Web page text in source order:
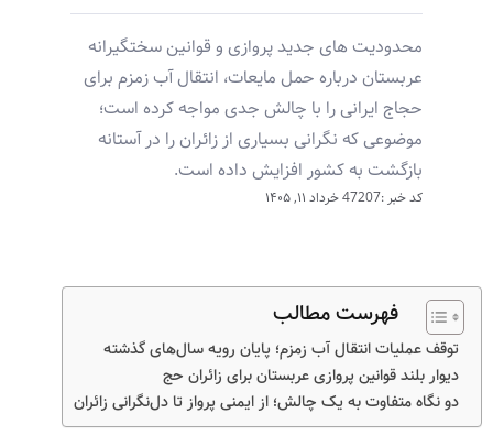
محدودیت های جدید پروازی و قوانین سختگیرانه
عربستان درباره حمل مایعات، انتقال آب زمزم برای
حجاج ایرانی را با چالش جدی مواجه کرده است؛
موضوعی که نگرانی بسیاری از زائران را در آستانه
بازگشت به کشور افزایش داده است.
کد خبر :47207 خرداد ۱۱, ۱۴۰۵
فهرست مطالب
توقف عملیات انتقال آب زمزم؛ پایان رویه سال‌های گذشته
دیوار بلند قوانین پروازی عربستان برای زائران حج
دو نگاه متفاوت به یک چالش؛ از ایمنی پرواز تا دل‌نگرانی زائران